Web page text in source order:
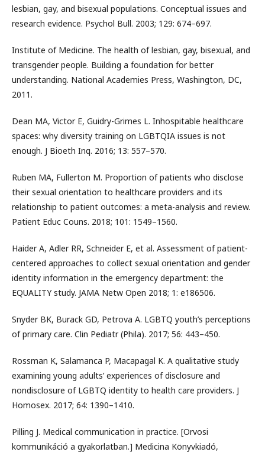
lesbian, gay, and bisexual populations. Conceptual issues and
research evidence. Psychol Bull. 2003; 129: 674–697.
Institute of Medicine. The health of lesbian, gay, bisexual, and
transgender people. Building a foundation for better
understanding. National Academies Press, Washington, DC,
2011.
Dean MA, Victor E, Guidry-Grimes L. Inhospitable healthcare
spaces: why diversity training on LGBTQIA issues is not
enough. J Bioeth Inq. 2016; 13: 557–570.
Ruben MA, Fullerton M. Proportion of patients who disclose
their sexual orientation to healthcare providers and its
relationship to patient outcomes: a meta-analysis and review.
Patient Educ Couns. 2018; 101: 1549–1560.
Haider A, Adler RR, Schneider E, et al. Assessment of patient-
centered approaches to collect sexual orientation and gender
identity information in the emergency department: the
EQUALITY study. JAMA Netw Open 2018; 1: e186506.
Snyder BK, Burack GD, Petrova A. LGBTQ youth’s perceptions
of primary care. Clin Pediatr (Phila). 2017; 56: 443–450.
Rossman K, Salamanca P, Macapagal K. A qualitative study
examining young adults’ experiences of disclosure and
nondisclosure of LGBTQ identity to health care providers. J
Homosex. 2017; 64: 1390–1410.
Pilling J. Medical communication in practice. [Orvosi
kommunikáció a gyakorlatban.] Medicina Könyvkiadó,